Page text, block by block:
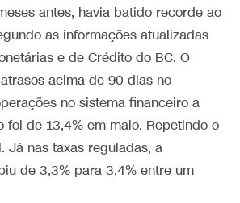
antes, havia batido recorde ao
as informações atualizadas
e de Crédito do BC. O
acima de 90 dias no
no sistema financeiro a
foi de 13,4% em maio. Repetindo o
Já nas taxas reguladas, a
de 3,3% para 3,4% entre um